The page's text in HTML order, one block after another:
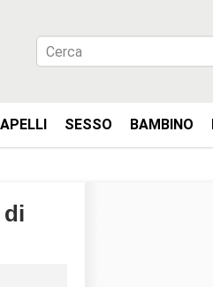
SESSO BAMBINO
di